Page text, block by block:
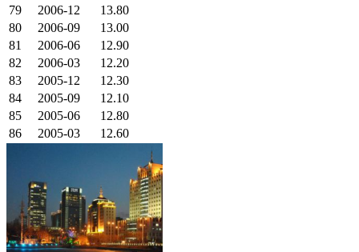
79
2006-12
13.80
80
2006-09
13.00
81
2006-06
12.90
82
2006-03
12.20
83
2005-12
12.30
84
2005-09
12.10
85
2005-06
12.80
86
2005-03 12.60